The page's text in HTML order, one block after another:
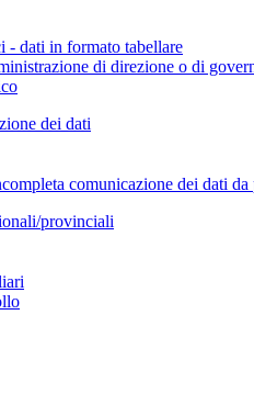
dati in formato tabellare
di direzione o di
dei dati
comunicazione dei dati
provinciali